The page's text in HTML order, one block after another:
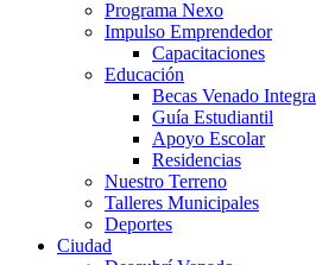
Programa Nexo
Impulso Emprendedor
Capacitaciones
Educación
Becas Venado Integra
Guía Estudiantil
Apoyo Escolar
Residencias
Nuestro Terreno
Talleres Municipales
Deportes
Ciudad